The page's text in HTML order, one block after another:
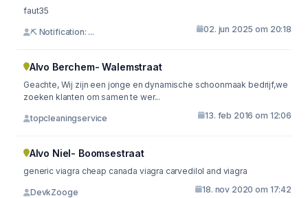
faut35
⛏ Notification: ... 02. jun 2025 om 20:18
Alvo Berchem- Walemstraat
Geachte, Wij zijn een jonge en dynamische schoonmaak bedrijf,we
zoeken klanten om samen te wer...
topcleaningservice 13. feb 2016 om 12:06
Alvo Niel- Boomsestraat
generic viagra cheap canada viagra carvedilol and viagra
DevkZooge 18. nov 2020 om 17:42